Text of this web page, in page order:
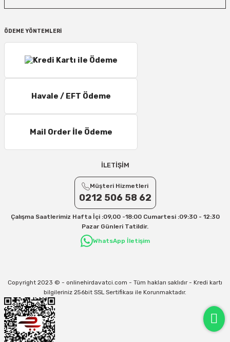
ÖDEME YÖNTEMLERİ
Havale / EFT Ödeme
Mail Order İle Ödeme
İLETİŞİM
Müşteri Hizmetleri
0212 506 58 62
Çalışma Saatlerimiz Hafta İçi :09,00 -18:00 Cumartesi :09:30 - 12:30
Pazar Günleri Tatildir.
WhatsApp İletişim
Copyright 2023 © - onlinehirdavatci.com - Tüm hakları saklıdır - Kredi kartı
bilgileriniz 256bit SSL Sertifikası ile Korunmaktadır.